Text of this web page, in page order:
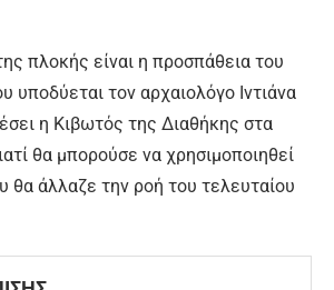
πλοκής είναι η προσπάθεια του
υποδύεται τον αρχαιολόγο Ιντιάνα
η Κιβωτός της Διαθήκης στα
θα μπορούσε να χρησιμοποιηθεί
θα άλλαζε την ροή του τελευταίου